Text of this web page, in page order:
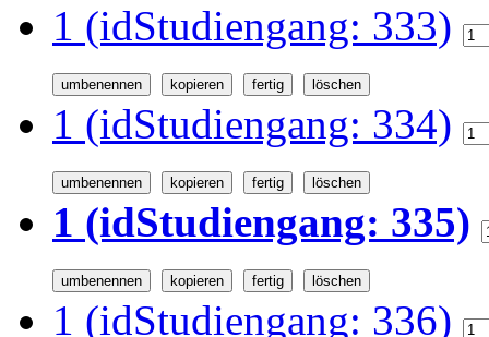
1 (idStudiengang: 333)
1 (idStudiengang: 334)
1 (idStudiengang: 335)
1 (idStudiengang: 336)